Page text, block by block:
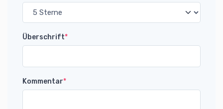
Überschrift*
Kommentar*